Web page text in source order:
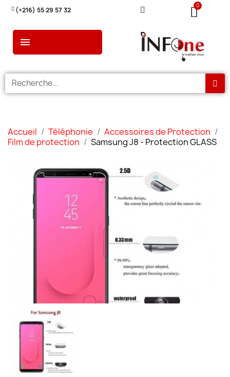
(+216) 55 29 57 32
Accueil Téléphonie
Accessoires de Protection
Film de protection
Samsung J8 - Protection GLASS